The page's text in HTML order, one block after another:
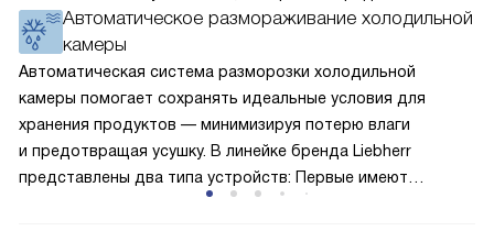
окружающей среде. Компрессор перегоняет его
по охладительному контуру по принципу насоса. Чем
лучше работает «мотор» прибора, тем качественнее
и быстрее происходит охлаждение, затрачивается
меньше электроэнергии.
Автоматическое размораживание холодильной
камеры
Автоматическая система разморозки холодильной
камеры помогает сохранять идеальные условия для
хранения продуктов — минимизируя потерю влаги
и предотвращая усушку. В линейке бренда Liebherr
представлены два типа устройств: Первые имеют